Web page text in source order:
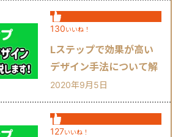
130いいね！
Lステップで効果が高い
デザイン手法について解
説します！
2020年9月5日
127いいね！